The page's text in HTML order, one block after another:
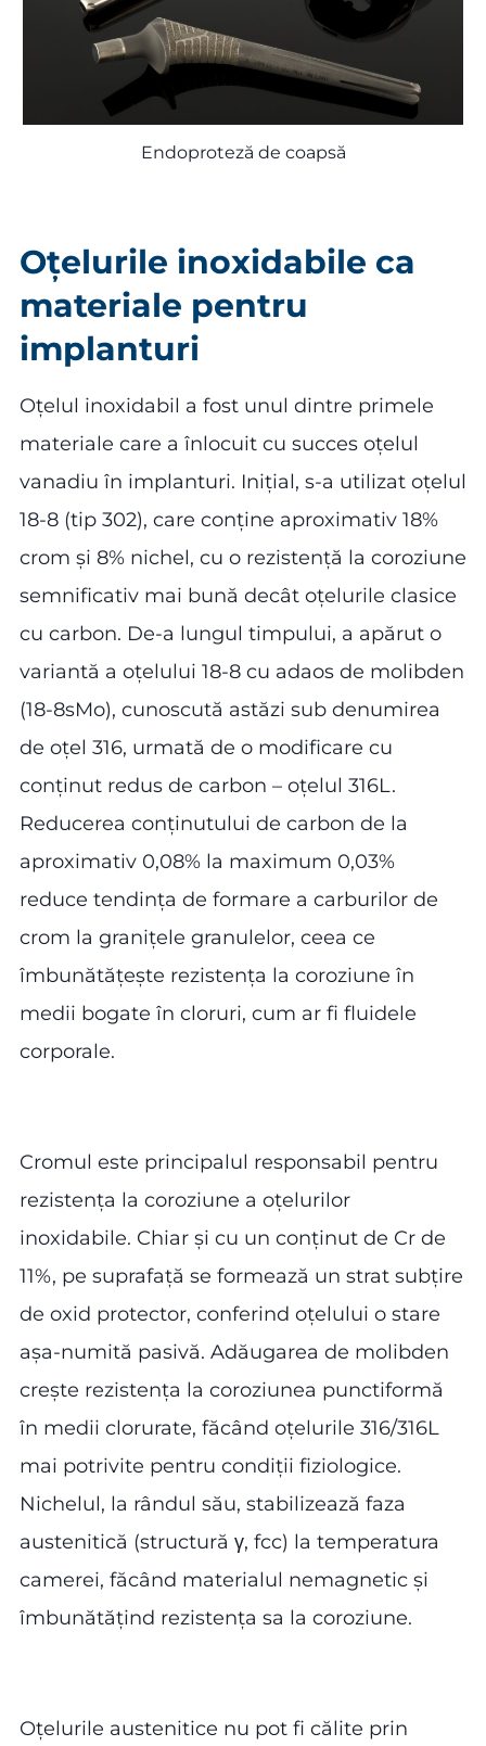
Endoproteză de coapsă
Oțelurile inoxidabile ca
materiale pentru
implanturi
Oțelul inoxidabil a fost unul dintre primele
materiale care a înlocuit cu succes oțelul
vanadiu în implanturi. Inițial, s-a utilizat oțelul
18-8 (tip 302), care conține aproximativ 18%
crom și 8% nichel, cu o rezistență la coroziune
semnificativ mai bună decât oțelurile clasice
cu carbon. De-a lungul timpului, a apărut o
variantă a oțelului 18-8 cu adaos de molibden
(18-8sMo), cunoscută astăzi sub denumirea
de oțel 316, urmată de o modificare cu
conținut redus de carbon – oțelul 316L.
Reducerea conținutului de carbon de la
aproximativ 0,08% la maximum 0,03%
reduce tendința de formare a carburilor de
crom la granițele granulelor, ceea ce
îmbunătățește rezistența la coroziune în
medii bogate în cloruri, cum ar fi fluidele
corporale.
Cromul este principalul responsabil pentru
rezistența la coroziune a oțelurilor
inoxidabile. Chiar și cu un conținut de Cr de
11%, pe suprafață se formează un strat subțire
de oxid protector, conferind oțelului o stare
așa-numită pasivă. Adăugarea de molibden
crește rezistența la coroziunea punctiformă
în medii clorurate, făcând oțelurile 316/316L
mai potrivite pentru condiții fiziologice.
Nichelul, la rândul său, stabilizează faza
austenitică (structură γ, fcc) la temperatura
camerei, făcând materialul nemagnetic și
îmbunătățind rezistența sa la coroziune.
Oțelurile austenitice nu pot fi călite prin